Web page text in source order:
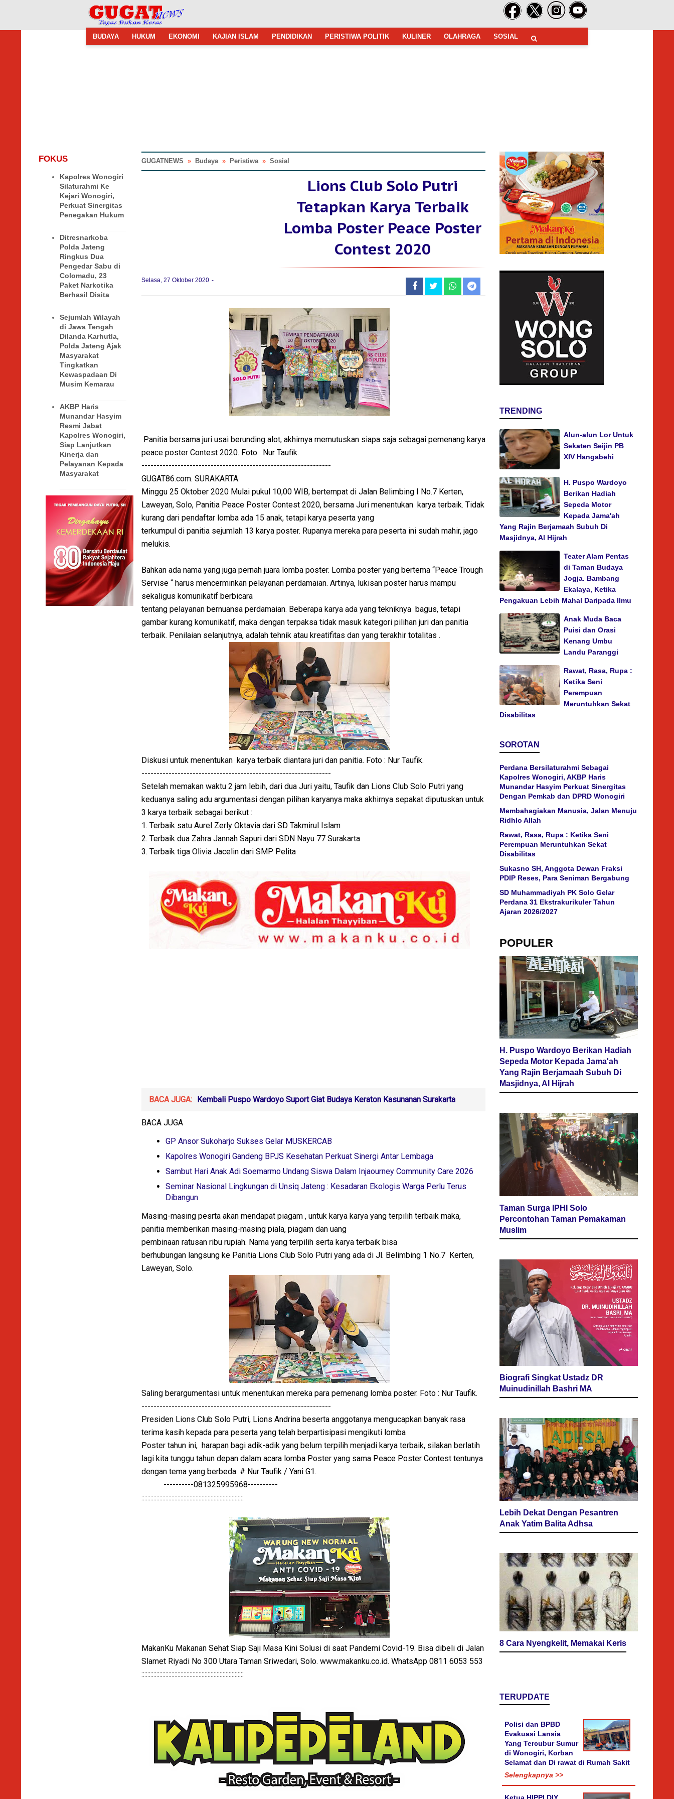
BUDAYA HUKUM EKONOMI KAJIAN ISLAM PENDIDIKAN PERISTIWA POLITIK KULINER OLAHRAGA SOSIAL
FOKUS
Kapolres Wonogiri
Silaturahmi Ke
Kejari Wonogiri,
Perkuat Sinergitas
Penegakan Hukum
Ditresnarkoba
Polda Jateng
Ringkus Dua
Pengedar Sabu di
Colomadu, 23
Paket Narkotika
Berhasil Disita
Sejumlah Wilayah
di Jawa Tengah
Dilanda Karhutla,
Polda Jateng Ajak
Masyarakat
Tingkatkan
Kewaspadaan Di
Musim Kemarau
AKBP Haris
Munandar Hasyim
Resmi Jabat
Kapolres Wonogiri,
Siap Lanjutkan
Kinerja dan
Pelayanan Kepada
Masyarakat
GUGATNEWS » Budaya » Peristiwa » Sosial
Lions Club Solo Putri
Tetapkan Karya Terbaik
Lomba Poster Peace Poster
Contest 2020
Selasa, 27 Oktober 2020
Panitia bersama juri usai berunding alot, akhirnya memutuskan siapa saja sebagai pemenang karya
peace poster Contest 2020. Foto : Nur Taufik.
---------------------------------------------------------------
GUGAT86.com. SURAKARTA.
Minggu 25 Oktober 2020 Mulai pukul 10,00 WIB, bertempat di Jalan Belimbing I No.7 Kerten,
Laweyan, Solo, Panitia Peace Poster Contest 2020, bersama Juri menentukan karya terbaik. Tidak
kurang dari pendaftar lomba ada 15 anak, tetapi karya peserta yang
terkumpul di panitia sejumlah 13 karya poster. Rupanya mereka para peserta ini sudah mahir, jago
melukis.
Bahkan ada nama yang juga pernah juara lomba poster. Lomba poster yang bertema “Peace Trough
Servise “ harus mencerminkan pelayanan perdamaian. Artinya, lukisan poster harus mampu
sekaligus komunikatif berbicara
tentang pelayanan bernuansa perdamaian. Beberapa karya ada yang tekniknya bagus, tetapi
gambar kurang komunikatif, maka dengan terpaksa tidak masuk kategori pilihan juri dan panitia
terbaik. Penilaian selanjutnya, adalah tehnik atau kreatifitas dan yang terakhir totalitas .
Diskusi untuk menentukan karya terbaik diantara juri dan panitia. Foto : Nur Taufik.
---------------------------------------------------------------
Setelah memakan waktu 2 jam lebih, dari dua Juri yaitu, Taufik dan Lions Club Solo Putri yang
keduanya saling adu argumentasi dengan pilihan karyanya maka akhirnya sepakat diputuskan untuk
3 karya terbaik sebagai berikut :
1. Terbaik satu Aurel Zerly Oktavia dari SD Takmirul Islam
2. Terbaik dua Zahra Jannah Sapuri dari SDN Nayu 77 Surakarta
3. Terbaik tiga Olivia Jacelin dari SMP Pelita
BACA JUGA: Kembali Puspo Wardoyo Suport Giat Budaya Keraton Kasunanan Surakarta
BACA JUGA
GP Ansor Sukoharjo Sukses Gelar MUSKERCAB
Kapolres Wonogiri Gandeng BPJS Kesehatan Perkuat Sinergi Antar Lembaga
Sambut Hari Anak Adi Soemarmo Undang Siswa Dalam Injaourney Community Care 2026
Seminar Nasional Lingkungan di Unsiq Jateng : Kesadaran Ekologis Warga Perlu Terus
Dibangun
Masing-masing pesrta akan mendapat piagam , untuk karya karya yang terpilih terbaik maka,
panitia memberikan masing-masing piala, piagam dan uang
pembinaan ratusan ribu rupiah. Nama yang terpilih serta karya terbaik bisa
berhubungan langsung ke Panitia Lions Club Solo Putri yang ada di Jl. Belimbing 1 No.7 Kerten,
Laweyan, Solo.
Saling berargumentasi untuk menentukan mereka para pemenang lomba poster. Foto : Nur Taufik.
---------------------------------------------------------------
Presiden Lions Club Solo Putri, Lions Andrina beserta anggotanya mengucapkan banyak rasa
terima kasih kepada para peserta yang telah berpartisipasi mengikuti lomba
Poster tahun ini, harapan bagi adik-adik yang belum terpilih menjadi karya terbaik, silakan berlatih
lagi kita tunggu tahun depan dalam acara lomba Poster yang sama Peace Poster Contest tentunya
dengan tema yang berbeda. # Nur Taufik / Yani G1.
----------081325995968----------
::::::::::::::::::::::::::::::::::::::::::::::::::::::::::::::::::::
MakanKu Makanan Sehat Siap Saji Masa Kini Solusi di saat Pandemi Covid-19. Bisa dibeli di Jalan
Slamet Riyadi No 300 Utara Taman Sriwedari, Solo. www.makanku.co.id. WhatsApp 0811 6053 553
::::::::::::::::::::::::::::::::::::::::::::::::::::::::::::::::::::
TRENDING
Alun-alun Lor Untuk
Sekaten Seijin PB
XIV Hangabehi
H. Puspo Wardoyo
Berikan Hadiah
Sepeda Motor
Kepada Jama'ah
Yang Rajin Berjamaah Subuh Di
Masjidnya, Al Hijrah
Teater Alam Pentas
di Taman Budaya
Jogja. Bambang
Ekalaya, Ketika
Pengakuan Lebih Mahal Daripada Ilmu
Anak Muda Baca
Puisi dan Orasi
Kenang Umbu
Landu Paranggi
Rawat, Rasa, Rupa :
Ketika Seni
Perempuan
Meruntuhkan Sekat
Disabilitas
SOROTAN
Perdana Bersilaturahmi Sebagai
Kapolres Wonogiri, AKBP Haris
Munandar Hasyim Perkuat Sinergitas
Dengan Pemkab dan DPRD Wonogiri
Membahagiakan Manusia, Jalan Menuju
Ridhlo Allah
Rawat, Rasa, Rupa : Ketika Seni
Perempuan Meruntuhkan Sekat
Disabilitas
Sukasno SH, Anggota Dewan Fraksi
PDIP Reses, Para Seniman Bergabung
SD Muhammadiyah PK Solo Gelar
Perdana 31 Ekstrakurikuler Tahun
Ajaran 2026/2027
POPULER
H. Puspo Wardoyo Berikan Hadiah
Sepeda Motor Kepada Jama'ah
Yang Rajin Berjamaah Subuh Di
Masjidnya, Al Hijrah
Taman Surga IPHI Solo
Percontohan Taman Pemakaman
Muslim
Biografi Singkat Ustadz DR
Muinudinillah Bashri MA
Lebih Dekat Dengan Pesantren
Anak Yatim Balita Adhsa
8 Cara Nyengkelit, Memakai Keris
TERUPDATE
Polisi dan BPBD
Evakuasi Lansia
Yang Tercubur Sumur
di Wonogiri, Korban
Selamat dan Di rawat di Rumah Sakit
Selengkapnya >>
Ketua HIPPI DIY